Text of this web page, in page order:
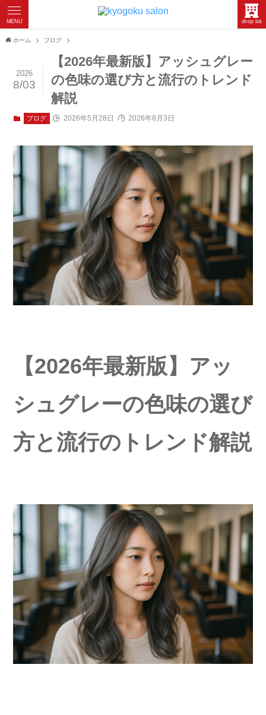
shop list
MENU
ホーム ブログ
【2026年最新版】アッシュグレー
の色味の選び方と流行のトレンド
解説
2026
8/03
ブログ 2026年5月28日 2026年8月3日
【2026年最新版】アッ
シュグレーの色味の選び
方と流行のトレンド解説